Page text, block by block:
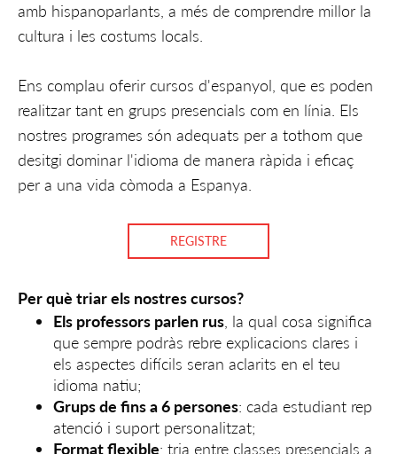
amb hispanoparlants, a més de comprendre millor la
cultura i les costums locals.
Ens complau oferir cursos d'espanyol, que es poden
realitzar tant en grups presencials com en línia. Els
nostres programes són adequats per a tothom que
desitgi dominar l'idioma de manera ràpida i eficaç
per a una vida còmoda a Espanya.
REGISTRE
Per què triar els nostres cursos?
Els professors parlen rus , la qual cosa significa
que sempre podràs rebre explicacions clares i
els aspectes difícils seran aclarits en el teu
idioma natiu;
Grups de fins a 6 persones: cada estudiant rep
atenció i suport personalitzat;
Format flexible: tria entre classes presencials a